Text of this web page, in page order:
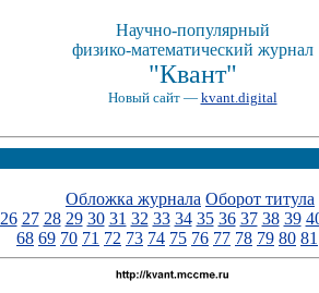
Научно-популярный
физико-математический журнал
"Квант"
Новый сайт — kvant.digital
Обложка журнала Оборот титула
26 27 28 29 30 31 32 33 34 35 36 37 38 39
68 69 70 71 72 73 74 75 76 77 78 79 80 81